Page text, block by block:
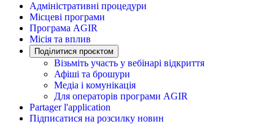
Адміністративні процедури
Місцеві програми
Програма AGIR
Місія та вплив
Поділитися проєктом
Візьміть участь у вебінарі відкриття
Афіші та брошури
Медіа і комунікація
Для операторів програми AGIR
Partager l'application
Підписатися на розсилку новин